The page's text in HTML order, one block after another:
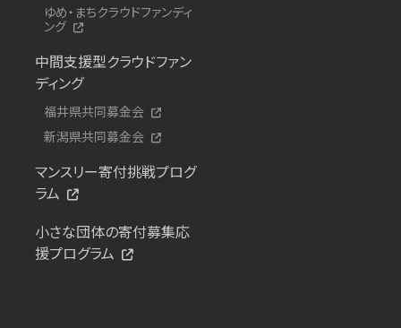
ゆめ・まちクラウドファンディ
ング
中間支援型クラウドファン
ディング
福井県共同募金会
新潟県共同募金会
マンスリー寄付挑戦プログ
ラム
小さな団体の寄付募集応
援プログラム